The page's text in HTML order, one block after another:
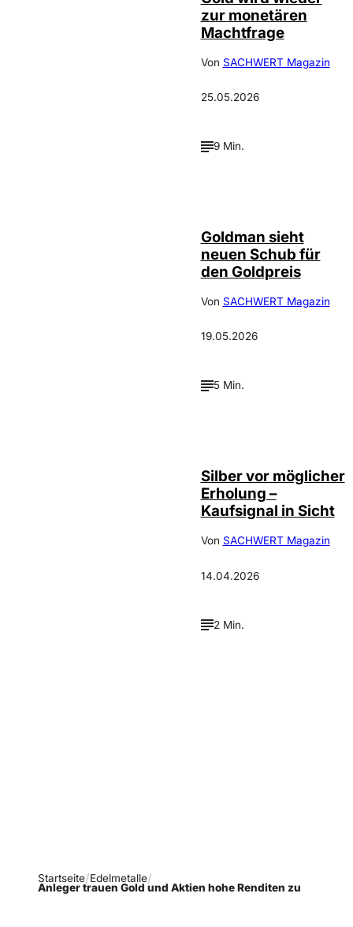
zur monetären
Machtfrage
Von SACHWERT Magazin
25.05.2026
9 Min.
Goldman sieht
neuen Schub für
den Goldpreis
Von SACHWERT Magazin
19.05.2026
5 Min.
Silber vor möglicher
Erholung –
Kaufsignal in Sicht
Von SACHWERT Magazin
14.04.2026
2 Min.
Startseite Edelmetalle
Anleger trauen Gold und Aktien hohe Renditen zu